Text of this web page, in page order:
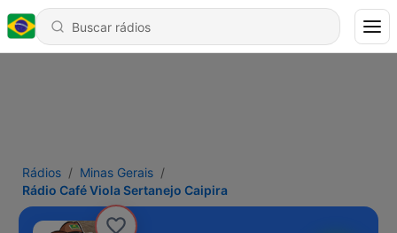
Rádios
Minas Gerais
Rádio Café Viola Sertanejo Caipira